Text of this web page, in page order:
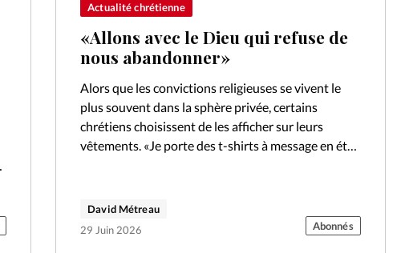
Actualité chrétienne
«Allons avec le Dieu qui refuse de
nous abandonner»
Alors que les convictions religieuses se vivent le
plus souvent dans la sphère privée, certains
chrétiens choisissent de les afficher sur leurs
vêtements. «Je porte des t-shirts à message en été
David Métreau
29 Juin 2026
Abonnés